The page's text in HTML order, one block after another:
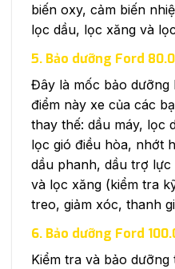
biến oxy, cảm biến
lọc dầu, lọc xăng và
5. Bảo dưỡng Ford
Đây là mốc bảo
điểm này xe của các
thay thế: dầu máy, lọc
lọc gió điều hòa, nhớt
dầu phanh, dầu trợ
và lọc xăng (kiểm tra
treo, giảm xóc, thanh
6. Bảo dưỡng Ford
Kiểm tra và bảo